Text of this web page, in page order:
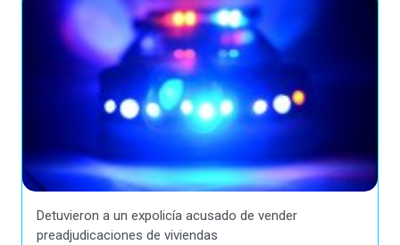
Detuvieron a un expolicía acusado de vender
preadjudicaciones de viviendas